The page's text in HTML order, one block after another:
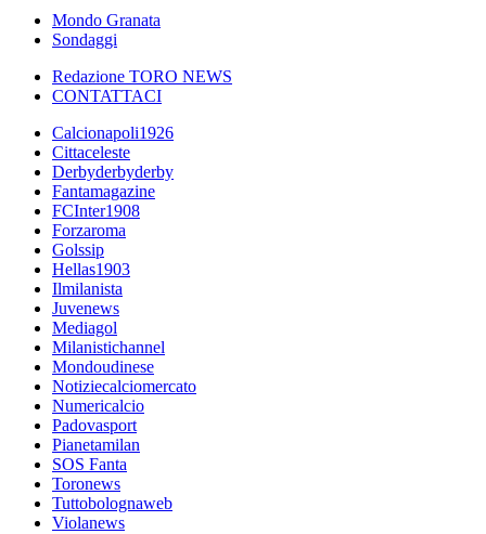
Mondo Granata
Sondaggi
Redazione TORO NEWS
CONTATTACI
Calcionapoli1926
Cittaceleste
Derbyderbyderby
Fantamagazine
FCInter1908
Forzaroma
Golssip
Hellas1903
Ilmilanista
Juvenews
Mediagol
Milanistichannel
Mondoudinese
Notiziecalciomercato
Numericalcio
Padovasport
Pianetamilan
SOS Fanta
Toronews
Tuttobolognaweb
Violanews